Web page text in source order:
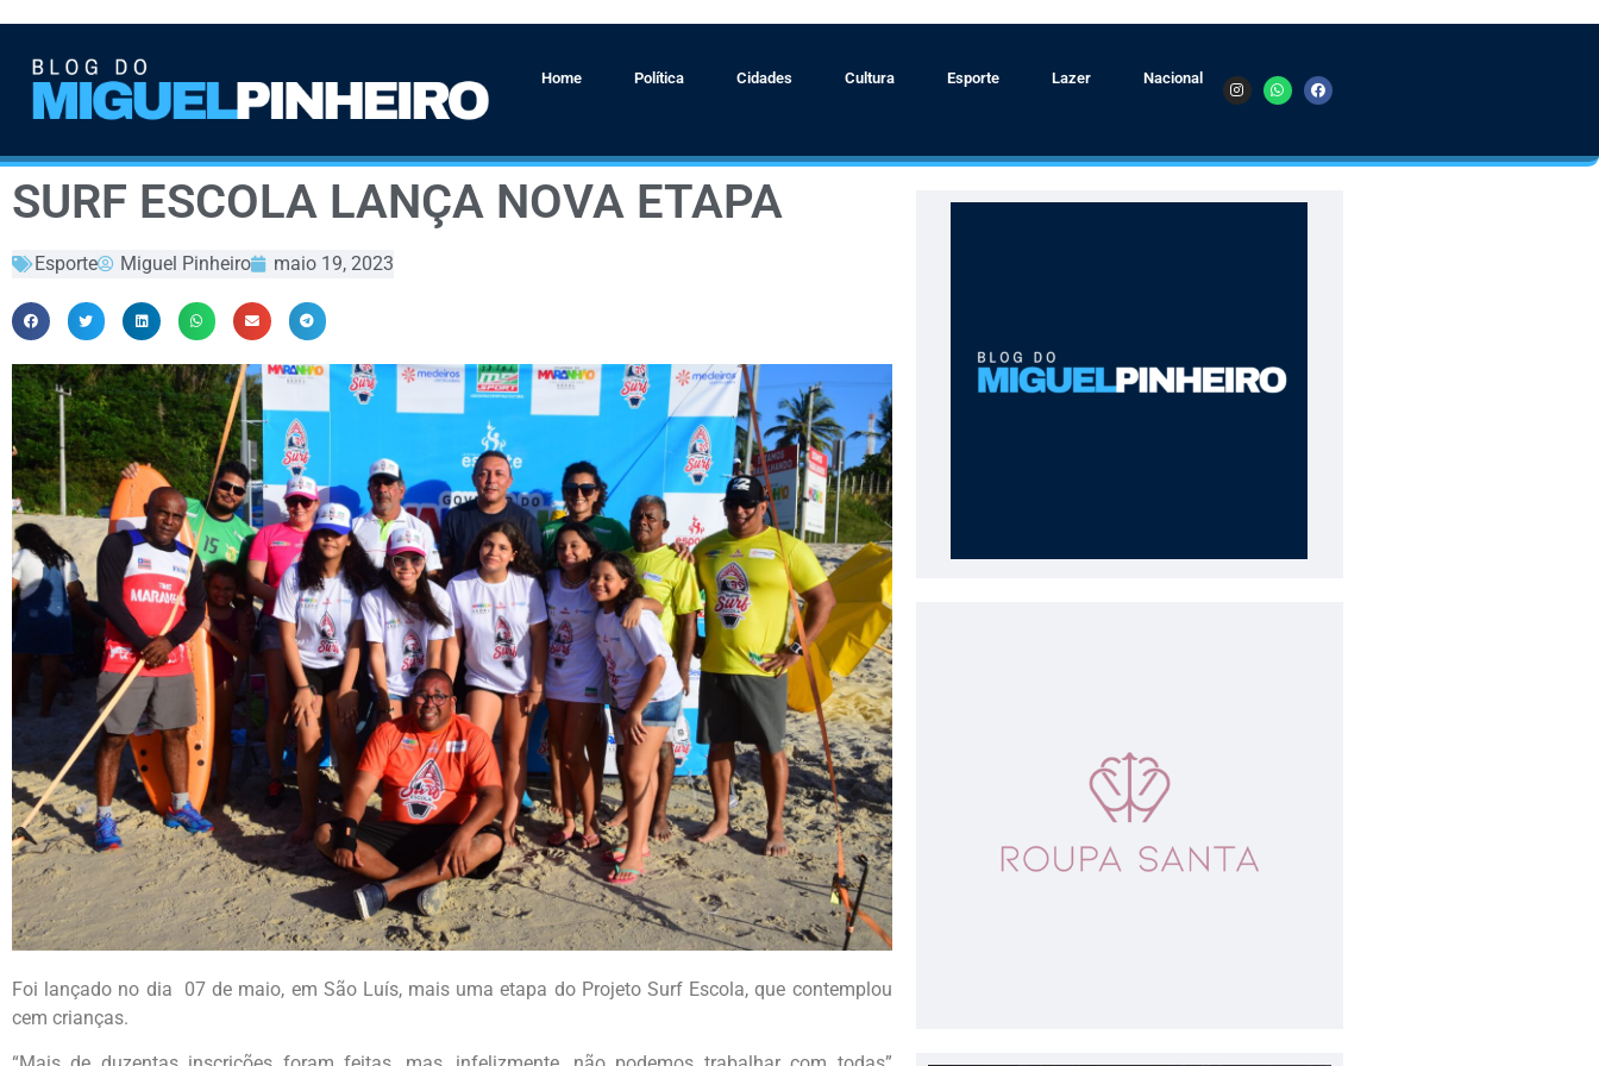
Home Política Cidades Cultura Esporte Lazer Nacional
SURF ESCOLA LANÇA NOVA ETAPA
Esporte Miguel Pinheiro maio 19, 2023
Foi lançado no dia 07 de maio, em São Luís, mais uma etapa do Projeto Surf Escola, que contemplou
cem crianças.